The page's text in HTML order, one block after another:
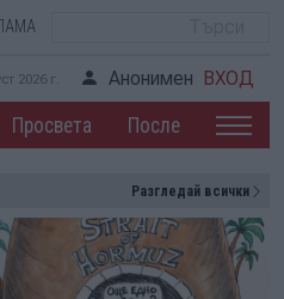
2026 г. Анонимен ВХОД
Просвета После
Разгледай всички